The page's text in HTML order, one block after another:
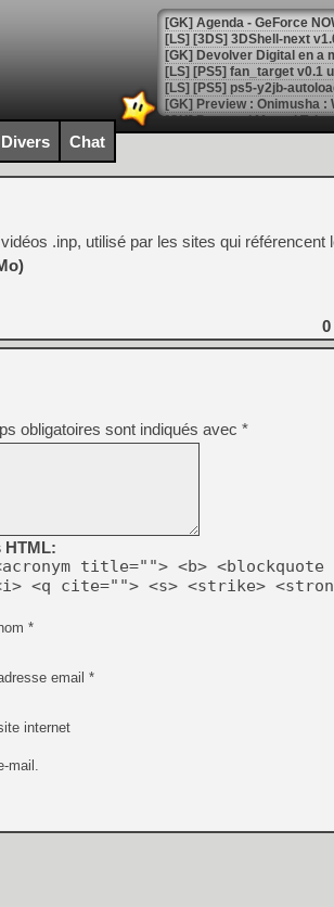
[GK] Agenda - GeForce
[GK] Devolver Digital en a
[LS] [PS5] ps5-y2jb-
[GK] Pourquoi Marvel
[GK] Test : Restory : Chill
[GK] GTA 6 : Rockstar
[GK] Hot Wheels Infinite
[GK] Mémoire cash -
[GK] Résultats Nintendo :
[GK] Déjà des
[Mo5] Brickboy cherche à
[GK] Minecraft et ses «
[GK] Beast of
[GK] Ubisoft : fin de partie
[GK] Mémoire cash -
[GK] Dan Houser (GTA)
[GK] Comment EA Sports
[GK] Crimson Moon : un
[GK] Isle of Reveries : le
[GK] Moonlighter 2 : The
[GK] Capcom relance
[Mo5] Deux inédits du
[GK] Le beat'em up The
[GK] Endless Legend 2 :
[LS] [PS5] Le WebKit
[GK] Oubliez Crazy Taxi,
[LS] [Switch] NSZ 5.0.0
[GK] No More Room in
[GK] Un chatbot Atelier
Divers Chat
.inp, utilisé par les sites qui référencent
0
obligatoires sont indiqués avec *
HTML:
title=""> <b> <blockquote
<q cite=""> <s> <strike>
*
email *
internet
mail.